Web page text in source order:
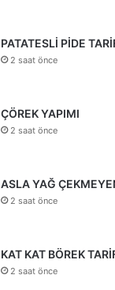
PATATESLİ PİDE
2 saat önce
ÇÖREK YAPIMI
2 saat önce
ASLA YAĞ
2 saat önce
KAT KAT BÖREK
2 saat önce